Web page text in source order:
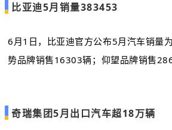
比亚迪5月销量383453
6月1日，比亚迪官方公布5月汽车销量
势品牌销售16303辆；仰望品牌销售286
奇瑞集团5月出口汽车超18万辆